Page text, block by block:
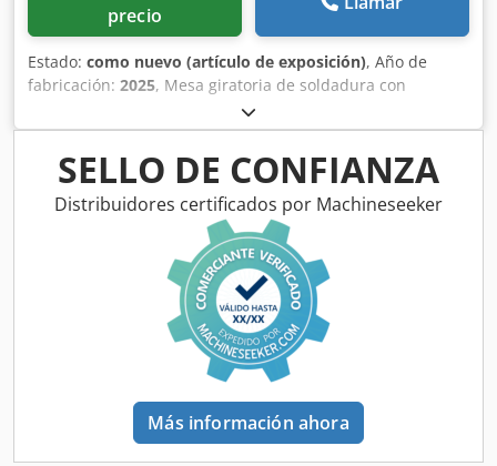
precio
Estado: como nuevo (artículo de exposición), Año de
fabricación: 2025, Mesa giratoria de soldadura con
capacidad de carga de 1200 kg, certificado CE. Muy
robusta. Velocidad regulable de forma continua desde 0,05
hasta 0,7 RPM. Diámetro de la mesa giratoria: 1200 mm.
Dsdpslamr Ejfx Aklswa Inclinación hasta 120°. Altura en
posición horizontal: 1,05 m; altura en posición inclinada
hasta el centro: 880 mm. Mando a distancia manual y con
pedal. Longitud: 1,35 m x anchura: 1,2 m.
SELLO DE CONFIANZA
Distribuidores certificados por Machineseeker
Más información ahora